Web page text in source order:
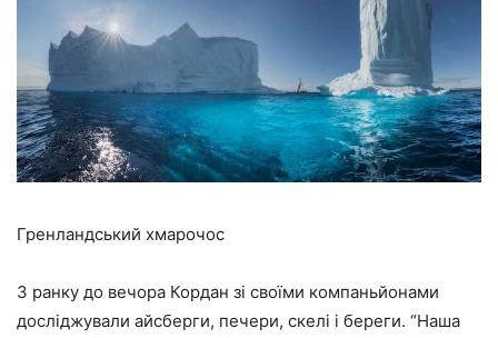
Гренландський хмарочос
З ранку до вечора Кордан зі своїми компаньйонами
досліджували айсберги, печери, скелі і береги. “Наша